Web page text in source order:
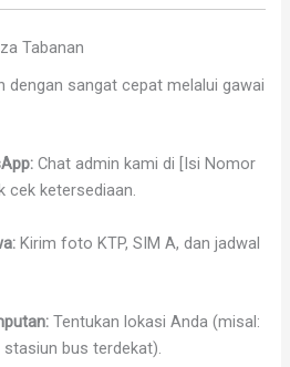
Tabanan
dengan sangat cepat melalui gawai
Chat admin kami di [Isi Nomor
cek ketersediaan.
Kirim foto KTP, SIM A, dan jadwal
Tentukan lokasi Anda (misal:
bus terdekat).